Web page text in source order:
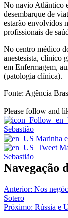
No navio Atlântico
desembarque de
estarão envolvidos
profissionais de
No centro médico
anestesista, clínico
em Enfermagem,
(patologia clínica).​​
Fonte: Agência
Please follow and
Navegação
Anterior: Nos
Sotero
Próximo: Rússia e